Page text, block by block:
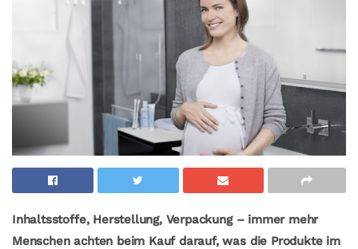
Inhaltsstoffe, Herstellung, Verpackung – immer mehr
Menschen achten beim Kauf darauf, was die Produkte im